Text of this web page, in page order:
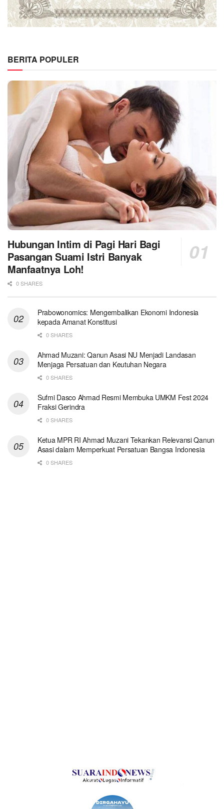
BERITA POPULER
Hubungan Intim di Pagi Hari Bagi
Pasangan Suami Istri Banyak
Manfaatnya Loh!
0 SHARES
Prabowonomics: Mengembalikan Ekonomi Indonesia
kepada Amanat Konstitusi
0 SHARES
Ahmad Muzani: Qanun Asasi NU Menjadi Landasan
Menjaga Persatuan dan Keutuhan Negara
0 SHARES
Sufmi Dasco Ahmad Resmi Membuka UMKM Fest 2024
Fraksi Gerindra
0 SHARES
Ketua MPR RI Ahmad Muzani Tekankan Relevansi Qanun
Asasi dalam Memperkuat Persatuan Bangsa Indonesia
0 SHARES